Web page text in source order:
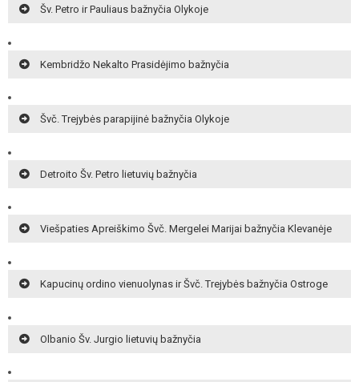
Šv. Petro ir Pauliaus bažnyčia Olykoje
Kembridžo Nekalto Prasidėjimo bažnyčia
Švč. Trejybės parapijinė bažnyčia Olykoje
Detroito Šv. Petro lietuvių bažnyčia
Viešpaties Apreiškimo Švč. Mergelei Marijai bažnyčia Klevanėje
Kapucinų ordino vienuolynas ir Švč. Trejybės bažnyčia Ostroge
Olbanio Šv. Jurgio lietuvių bažnyčia